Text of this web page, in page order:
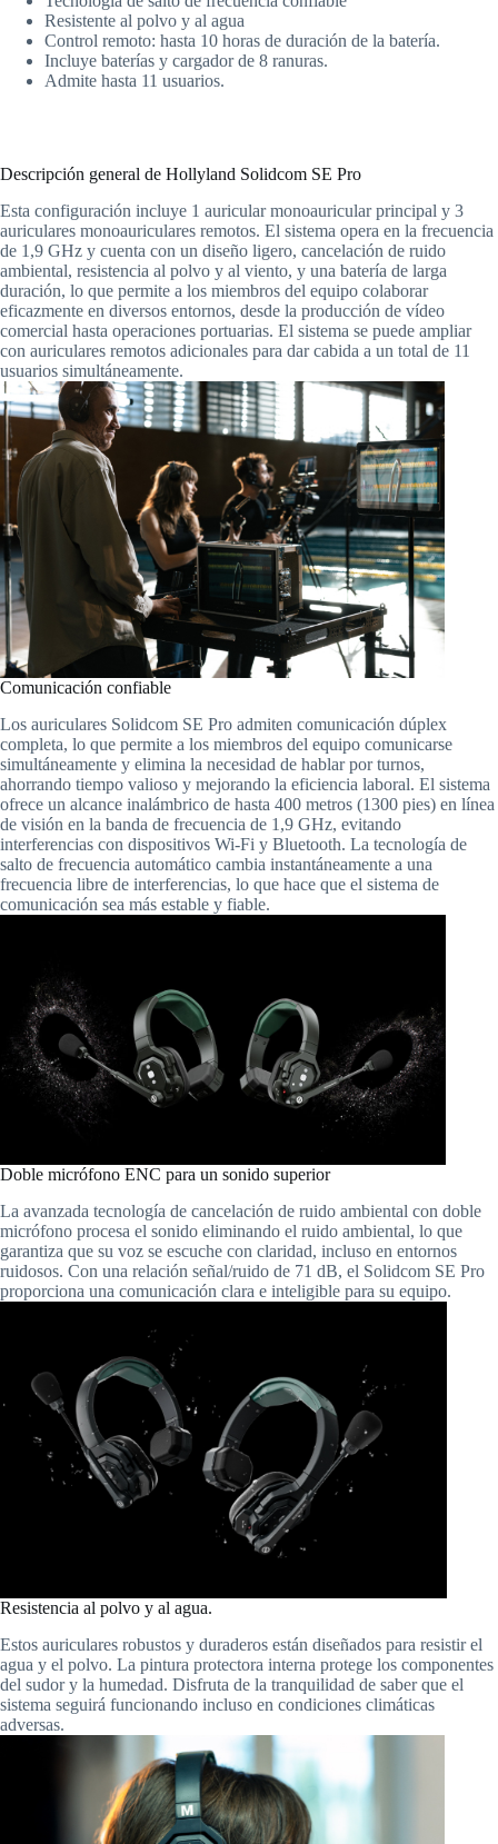
Resistente al polvo y al agua
Control remoto: hasta 10 horas de duración de la batería.
Incluye baterías y cargador de 8 ranuras.
Admite hasta 11 usuarios.
Descripción general de Hollyland Solidcom SE Pro
Esta configuración incluye 1 auricular monoauricular principal y 3
auriculares monoauriculares remotos. El sistema opera en la frecuencia
de 1,9 GHz y cuenta con un diseño ligero, cancelación de ruido
ambiental, resistencia al polvo y al viento, y una batería de larga
duración, lo que permite a los miembros del equipo colaborar
eficazmente en diversos entornos, desde la producción de vídeo
comercial hasta operaciones portuarias. El sistema se puede ampliar
con auriculares remotos adicionales para dar cabida a un total de 11
usuarios simultáneamente.
Comunicación confiable
Los auriculares Solidcom SE Pro admiten comunicación dúplex
completa, lo que permite a los miembros del equipo comunicarse
simultáneamente y elimina la necesidad de hablar por turnos,
ahorrando tiempo valioso y mejorando la eficiencia laboral. El sistema
ofrece un alcance inalámbrico de hasta 400 metros (1300 pies) en línea
de visión en la banda de frecuencia de 1,9 GHz, evitando
interferencias con dispositivos Wi-Fi y Bluetooth. La tecnología de
salto de frecuencia automático cambia instantáneamente a una
frecuencia libre de interferencias, lo que hace que el sistema de
comunicación sea más estable y fiable.
Doble micrófono ENC para un sonido superior
La avanzada tecnología de cancelación de ruido ambiental con doble
micrófono procesa el sonido eliminando el ruido ambiental, lo que
garantiza que su voz se escuche con claridad, incluso en entornos
ruidosos. Con una relación señal/ruido de 71 dB, el Solidcom SE Pro
proporciona una comunicación clara e inteligible para su equipo.
Resistencia al polvo y al agua.
Estos auriculares robustos y duraderos están diseñados para resistir el
agua y el polvo. La pintura protectora interna protege los componentes
del sudor y la humedad. Disfruta de la tranquilidad de saber que el
sistema seguirá funcionando incluso en condiciones climáticas
adversas.